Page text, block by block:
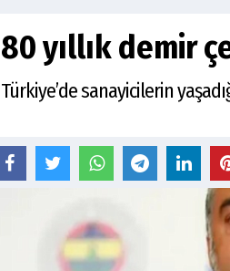
80 yıllık demir
Türkiye’de sanayicilerin